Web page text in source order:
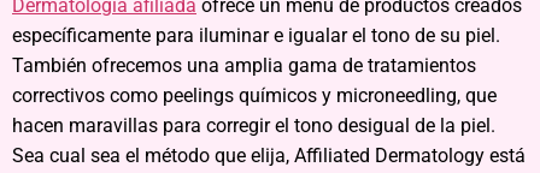
Dermatología afiliada ofrece un menú de productos creados
específicamente para iluminar e igualar el tono de su piel.
También ofrecemos una amplia gama de tratamientos
correctivos como peelings químicos y microneedling, que
hacen maravillas para corregir el tono desigual de la piel.
Sea cual sea el método que elija, Affiliated Dermatology está